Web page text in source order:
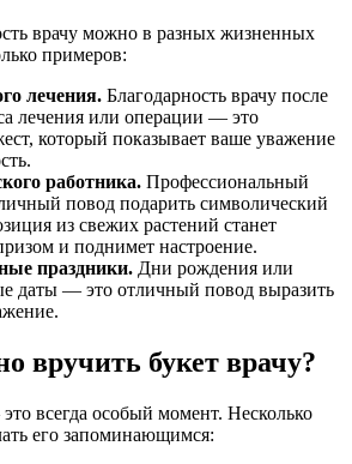
врачу можно в разных жизненных
примеров:
лечения. Благодарность врачу после
лечения или операции — это
который показывает ваше уважение
работника. Профессиональный
повод подарить символический
из свежих растений станет
и поднимет настроение.
праздники. Дни рождения или
даты — это отличный повод выразить
вручить букет врачу?
всегда особый момент. Несколько
его запоминающимся: